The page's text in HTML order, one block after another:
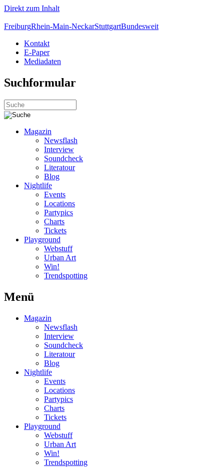
Direkt zum Inhalt
FreiburgRhein-Main-NeckarStuttgartBundesweit
Kontakt
E-Paper
Mediadaten
Suchformular
Magazin
Newsflash
Interview
Soundcheck
Literatour
Blog
Nightlife
Events
Locations
Partypics
Charts
Tickets
Playground
Webstuff
Urban Art
Win!
Trendspotting
Menü
Magazin
Newsflash
Interview
Soundcheck
Literatour
Blog
Nightlife
Events
Locations
Partypics
Charts
Tickets
Playground
Webstuff
Urban Art
Win!
Trendspotting